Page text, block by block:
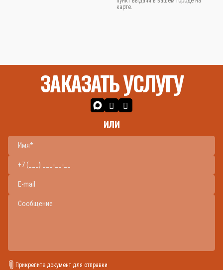
карте.
ЗАКАЗАТЬ УСЛУГУ
или
Прикрепите документ для отправки